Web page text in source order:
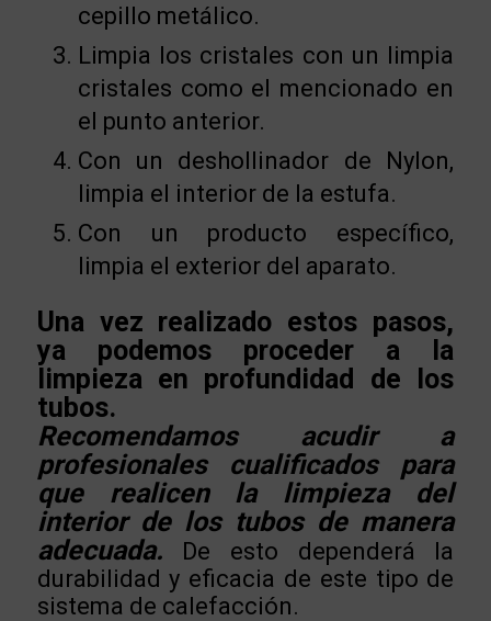
cepillo metálico.
Limpia los cristales con un limpia
cristales como el mencionado en
el punto anterior.
Con un deshollinador de Nylon,
limpia el interior de la estufa.
Con un producto específico,
limpia el exterior del aparato.
Una vez realizado estos pasos,
ya podemos proceder a la
limpieza en profundidad de los
tubos.
Recomendamos acudir a
profesionales cualificados para
que realicen la limpieza del
interior de los tubos de manera
adecuada. De esto dependerá la
durabilidad y eficacia de este tipo de
sistema de calefacción.